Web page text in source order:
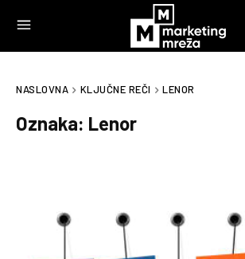
NASLOVNA KLJUČNE REČI LENOR
Oznaka: Lenor